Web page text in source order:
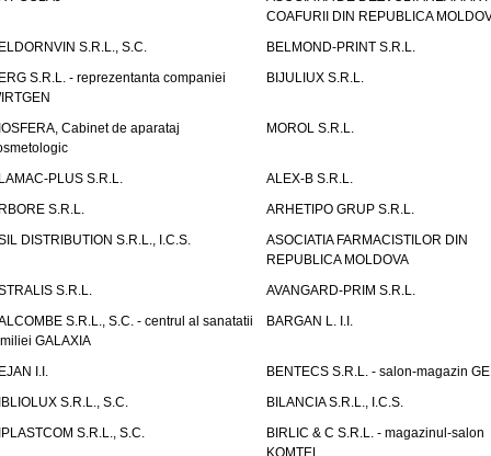
COAFURII DIN REPUBLICA
S.R.L., S.C.
BELMOND-PRINT S.R.L.
S.R.L. - reprezentanta companiei
BIJULIUX S.R.L.
Cabinet de aparataj
MOROL S.R.L.
PLUS S.R.L.
ALEX-B S.R.L.
S.R.L.
ARHETIPO GRUP S.R.L.
DISTRIBUTION S.R.L., I.C.S.
ASOCIATIA FARMACISTILOR DIN
REPUBLICA MOLDOVA
S.R.L.
AVANGARD-PRIM S.R.L.
S.R.L., S.C. - centrul al sanatatii
GALAXIA
BARGAN L. I.I.
I.I.
BENTECS S.R.L. - salon-magazin
S.R.L., S.C.
BILANCIA S.R.L., I.C.S.
S.R.L., S.C.
BIRLIC & C S.R.L. - magazinul-salon
KOMTEL